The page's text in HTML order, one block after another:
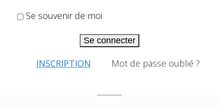
Se souvenir de moi
Se connecter
INSCRIPTION Mot de passe oublié ?